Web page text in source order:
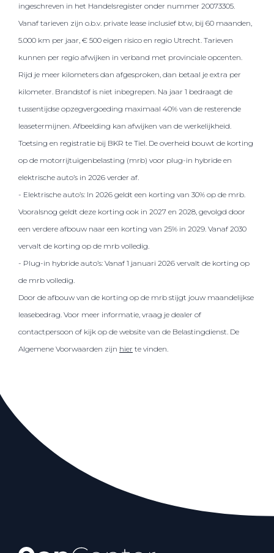
ingeschreven in het Handelsregister onder nummer 20073305.
Vanaf tarieven zijn o.b.v. private lease inclusief btw, bij 60 maanden,
5.000 km per jaar, € 500 eigen risico en regio Utrecht. Tarieven
kunnen per regio afwijken in verband met provinciale opcenten.
Rijd je meer kilometers dan afgesproken, dan betaal je extra per
kilometer. Brandstof is niet inbegrepen. Na jaar 1 bedraagt de
tussentijdse opzegvergoeding maximaal 40% van de resterende
leasetermijnen. Afbeelding kan afwijken van de werkelijkheid.
Toetsing en registratie bij BKR te Tiel. De overheid bouwt de korting
op de motorrijtuigenbelasting (mrb) voor plug-in hybride en
elektrische auto’s in 2026 verder af.
- Elektrische auto’s: In 2026 geldt een korting van 30% op de mrb.
Vooralsnog geldt deze korting ook in 2027 en 2028, gevolgd door
een verdere afbouw naar een korting van 25% in 2029. Vanaf 2030
vervalt de korting op de mrb volledig.
- Plug-in hybride auto’s: Vanaf 1 januari 2026 vervalt de korting op
de mrb volledig.
Door de afbouw van de korting op de mrb stijgt jouw maandelijkse
leasebedrag. Voor meer informatie, vraag je dealer of
contactpersoon of kijk op de website van de Belastingdienst. De
Algemene Voorwaarden zijn hier te vinden.